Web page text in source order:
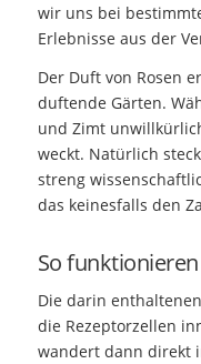
wir uns bei
Erlebnisse aus der
Der Duft von Rosen
duftende Gärten.
und Zimt
weckt. Natürlich
streng
das keinesfalls den
So
Die darin
die Rezeptorzellen
wandert dann direkt